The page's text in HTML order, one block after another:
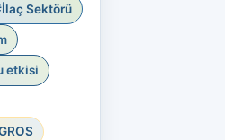
Sektörü
etkisi